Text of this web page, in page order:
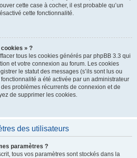
cette case à cocher, il est probable qu’un
cette fonctionnalité.
» ?
tous les cookies générés par phpBB 3.3 qui
et votre connexion au forum. Les cookies
le statut des messages (s’ils sont lus ou
a été activée par un administrateur
problèmes récurrents de connexion et de
de supprimer les cookies.
des utilisateurs
paramètres ?
tous vos paramètres sont stockés dans la